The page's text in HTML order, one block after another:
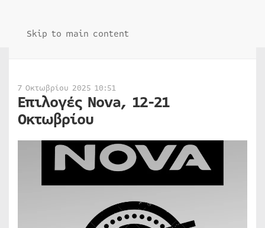
Skip to main content
7 Οκτωβρίου 2025 10:51
Επιλογές Nova, 12-21
Οκτωβρίου